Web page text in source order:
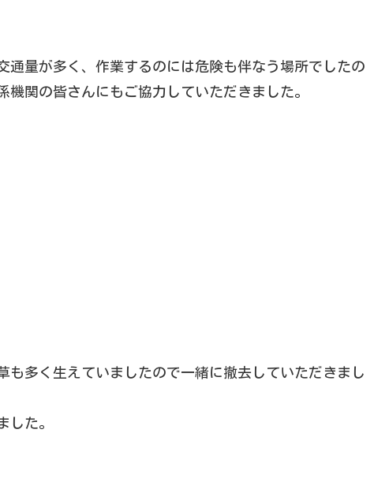
通量が多く、作業するのには危険も伴なう場所でしたの
関の皆さんにもご協力していただきました。
も多く生えていましたので一緒に撤去していただきまし
した。